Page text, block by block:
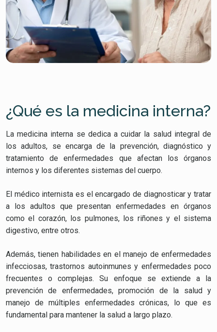
¿Qué es la medicina interna?
La medicina interna se dedica a cuidar la salud integral de
los adultos, se encarga de la prevención, diagnóstico y
tratamiento de enfermedades que afectan los órganos
internos y los diferentes sistemas del cuerpo.
El médico internista es el encargado de diagnosticar y tratar
a los adultos que presentan enfermedades en órganos
como el corazón, los pulmones, los riñones y el sistema
digestivo, entre otros.
Además, tienen habilidades en el manejo de enfermedades
infecciosas, trastornos autoinmunes y enfermedades poco
frecuentes o complejas. Su enfoque se extiende a la
prevención de enfermedades, promoción de la salud y
manejo de múltiples enfermedades crónicas, lo que es
fundamental para mantener la salud a largo plazo.